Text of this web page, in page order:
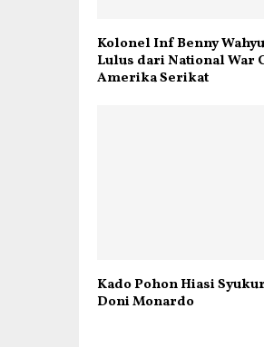
Kolonel Inf Benny
Lulus dari National War
Amerika Serikat
Kado Pohon Hiasi
Doni Monardo